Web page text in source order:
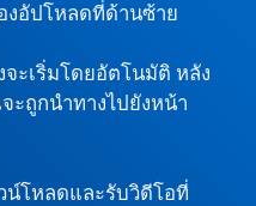
งอัปโหลดที่ด้านซ้าย
จะเริ่มโดยอัตโนมัติ หลัง
ะถูกนำทางไปยังหน้า
โหลดและรับวิดีโอที่